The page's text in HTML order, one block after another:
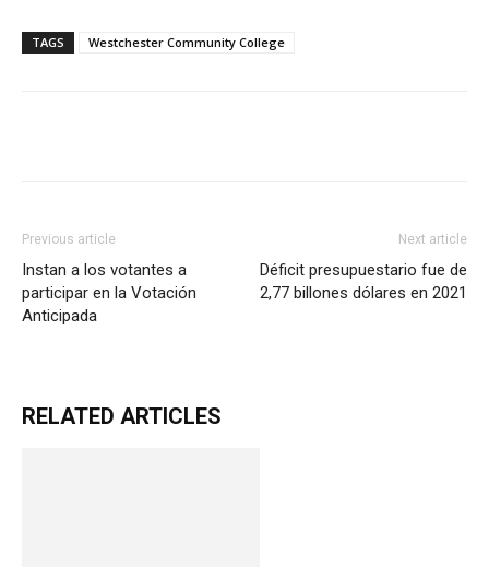
TAGS Westchester Community College
Previous article
Instan a los votantes a
participar en la Votación
Anticipada
Next article
Déficit presupuestario fue de
2,77 billones dólares en 2021
RELATED ARTICLES